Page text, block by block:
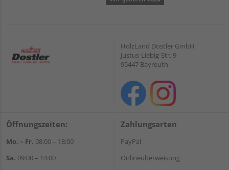
HolzLand Dostler GmbH
Justus-Liebig-Str. 9
95447 Bayreuth
Öffnungszeiten:
Mo. – Fr. 08:00 – 18:00
Sa. 09:00 – 14:00
Zahlungsarten
PayPal
Onlineüberweisung